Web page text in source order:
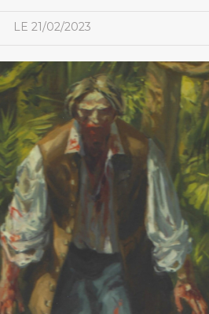
LE 21/02/2023